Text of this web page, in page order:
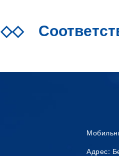
◇◇
Адрес: